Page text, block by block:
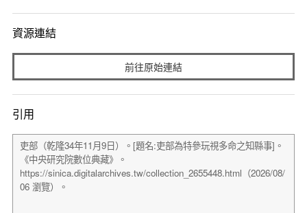
資源連結
前往原始連結
引用